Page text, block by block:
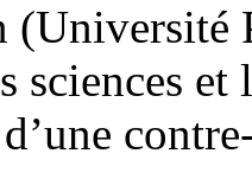
(Université
sciences